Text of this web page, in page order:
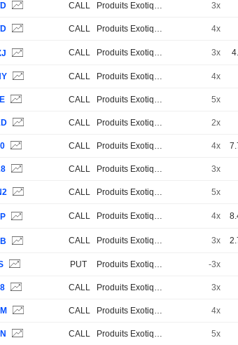
CALL Produits Exotiques 3x
CALL Produits Exotiques 4x
CALL Produits Exotiques 3x
CALL Produits Exotiques 4x
CALL Produits Exotiques 5x
CALL Produits Exotiques 2x
CALL Produits Exotiques 4x
CALL Produits Exotiques 3x
CALL Produits Exotiques 5x
CALL Produits Exotiques 4x
CALL Produits Exotiques 3x
PUT Produits Exotiques -3x
CALL Produits Exotiques 3x
CALL Produits Exotiques 4x
CALL Produits Exotiques 5x